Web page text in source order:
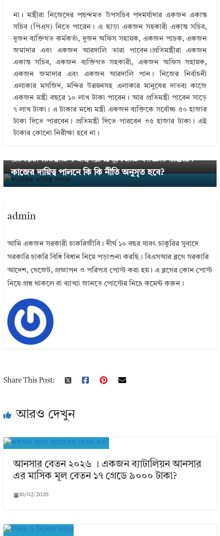
না। মন্ত্রীরা নিজেদের পছন্দমত উপসচিব পদমর্যাদার একজন একান্ত
সচিব (পিএস) নিতে পারেন। এ ছাড়া একজন সহকারী একান্ত সচিব,
দুজন ব্যক্তিগত কর্মকর্তা, দুজন অফিস সহায়ক, একজন পাচক, একজন
জমাদার এবং একজন আরদালি তারা পাবেন।প্রতিমন্ত্রীরা একজন
একান্ত সচিব, একজন ব্যক্তিগত সহকারী, একজন অফিস সহায়ক,
একজন জমাদার এবং একজন আরদালি পান। নিজের নির্বাচনী
এলাকার মসজিদ, মন্দির উন্নয়নসহ এলাকার মানুষের দাতব্য কাজে
একজন মন্ত্রী বছরে ১০ লাখ টাকা পাবেন। আর প্রতিমন্ত্রী পাবেন সাড়ে
৭ লাখ টাকা। এ টাকার মধ্যে মন্ত্রী একজন ব্যক্তিকে সর্বোচ্চ ৫০ হাজার
টাকা দিতে পারবেন। প্রতিমন্ত্রী দিতে পারবেন ৩৫ হাজার টাকা। এই
টাকার কোনো নিরীক্ষা হবে না।
← Previous
টেলিফোন নগদায়ন লাইনরেন্ট সুবিধা কি পাওয়া যায় না?
সরকারি দায়িত্ব ও কর্তব্য পালনের ভিত্তি ২০২৪ । দাপ্তরিক
কাজের দায়িত্ব পালনে কি কি নীতি অনুসৃত হবে?
admin
আমি একজন সরকারী চাকরিজীবি। দীর্ঘ ১০ বছর যাবৎ চাকুরির সুবাদে
সরকারি চাকরি বিধি বিধান নিয়ে পড়াশুনা করছি। বিএসআর ব্লগে সরকারি
আদেশ, গেজেট, প্রজ্ঞাপন ও পরিপত্র পোস্ট করা হয়। এ ব্লগের কোন পোস্ট
নিয়ে প্রশ্ন থাকলে বা ব্যাখ্যা জানতে পোস্টের নিচে কমেন্ট করুন।
Share This Post:
আরও দেখুন
আনসার বেতন ২০২৬ । একজন ব্যাটালিয়ন আনসার
এর মাসিক মূল বেতন ১৭ গ্রেডে ৯০০০ টাকা?
16/02/2026